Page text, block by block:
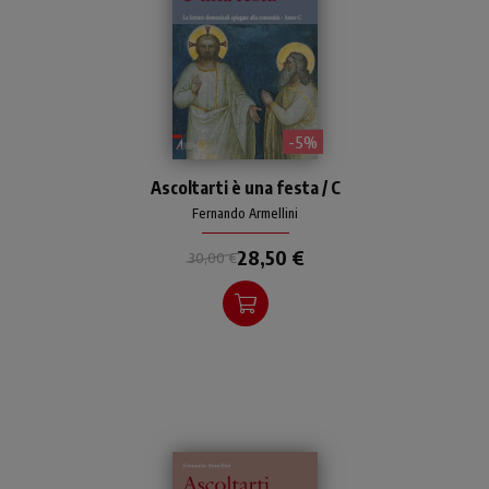
- 5%
Ascoltarti è una festa / C
Fernando Armellini
30,00 €28,50 €